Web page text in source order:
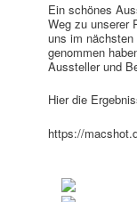
Ein schönes
Weg zu unserer
uns im
genommen
Aussteller und
Hier die
https://